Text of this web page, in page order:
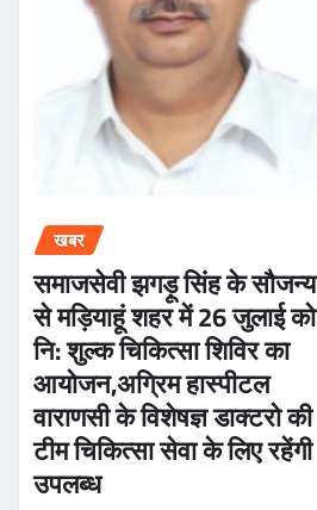
खबर
समाजसेवी झगड़ू सिंह के सौजन्य
से मड़ियाहूं शहर में 26 जुलाई को
नि: शुल्क चिकित्सा शिविर का
आयोजन,अग्रिम हास्पीटल
वाराणसी के विशेषज्ञ डाक्टरो की
टीम चिकित्सा सेवा के लिए रहेंगी
उपलब्ध